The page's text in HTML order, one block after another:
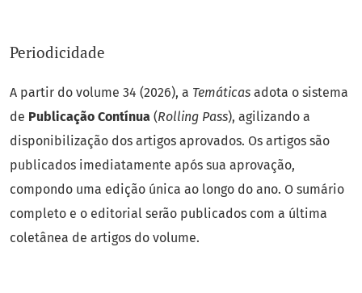
Periodicidade
A partir do volume 34 (2026), a Temáticas adota o sistema
de Publicação Contínua (Rolling Pass), agilizando a
disponibilização dos artigos aprovados. Os artigos são
publicados imediatamente após sua aprovação,
compondo uma edição única ao longo do ano. O sumário
completo e o editorial serão publicados com a última
coletânea de artigos do volume.